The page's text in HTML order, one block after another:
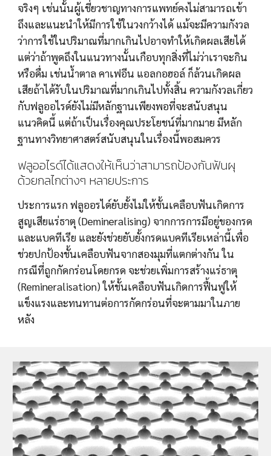
จริงๆ เช่นนั้นผู้เชี่ยวชาญทางการแพทย์คงไม่สามารถเข้า
ถึงและแนะนำให้มีการใช้ในวงกว้างได้ แม้จะมีความกังวล
ว่าการใช้ในปริมาณที่มากเกินไปอาจทำให้เกิดผลเสียได้
แต่ว่าถ้าพูดถึงในแนวทางนั้นเกือบทุกสิ่งที่ไม่ว่าเราจะกิน
หรือดื่ม เช่นน้ำตาล คาเฟอีน แอลกอฮอล์ ก็ล้วนเกิดผล
เสียถ้าได้รับในปริมาณที่มากเกินไปทั้งสิ้น ความกังวลเกี่ยว
กับฟลูออไรด์ยังไม่มีหลักฐานเพียงพอที่จะสนับสนุน
แนวคิดนี้ แต่ถ้าเป็นเรื่องคุณประโยชน์ที่มากมาย มีหลัก
ฐานทางวิทยาศาสตร์สนับสนุนในเรื่องนี้พอสมควร
ฟลูออไรด์ได้แสดงให้เห็นว่าสามารถป้องกันฟันผุ
ด้วยกลไกต่างๆ หลายประการ
ประการแรก ฟลูออรได์ยับยั้งไม่ให้ชั้นเคลือบฟันเกิดการ
สูญเสียแร่ธาตุ (Demineralising) จากการการมีอยู่ของกรด
และแบคทีเรีย และยังช่วยยับยั้งกรดแบคทีเรียเหล่านี้เพื่อ
ช่วยปกป้องชั้นเคลือบฟันจากสองมุมที่แตกต่างกัน ใน
กรณีที่ถูกกัดกร่อนโดยกรด จะช่วยเพิ่มการสร้างแร่ธาตุ
(Remineralisation) ให้ชั้นเคลือบฟันเกิดการฟื้นฟูให้
แข็งแรงและทนทานต่อการกัดกร่อนที่จะตามมาในภาย
หลัง